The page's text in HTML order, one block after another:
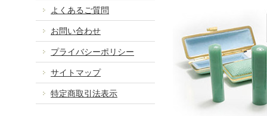
よくあるご質問
お問い合わせ
プライバシーポリシー
サイトマップ
特定商取引法表示